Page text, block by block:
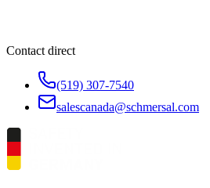
Contact direct
(519) 307-7540
salescanada@schmersal.com